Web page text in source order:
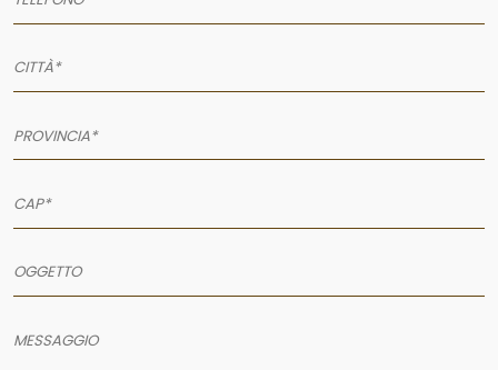
AZIENDA
SERVIZI
PORTFOLIO
NEWS
CONTATTI